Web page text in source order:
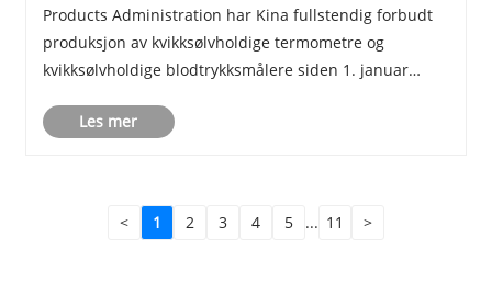
Products Administration har Kina fullstendig forbudt
produksjon av kvikksølvholdige termometre og
kvikksølvholdige blodtrykksmålere siden 1. januar
Les mer
< 1 2 3 4 5 ... 11 >